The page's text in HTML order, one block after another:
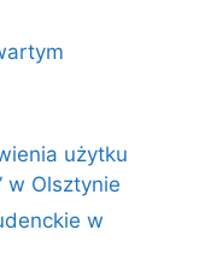
użytku
w Olsztynie
w